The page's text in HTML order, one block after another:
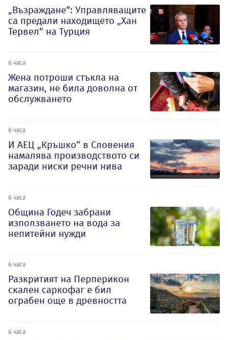
„Възраждане“: Управляващите
са предали находището „Хан
Тервел“ на Турция
6 часа
Жена потроши стъкла на
магазин, не била доволна от
обслужването
6 часа
И АЕЦ „Кръшко“ в Словения
намалява производството си
заради ниски речни нива
6 часа
Община Годеч забрани
използването на вода за
непитейни нужди
6 часа
Разкритият на Перперикон
скален саркофаг е бил
ограбен още в древността
6 часа